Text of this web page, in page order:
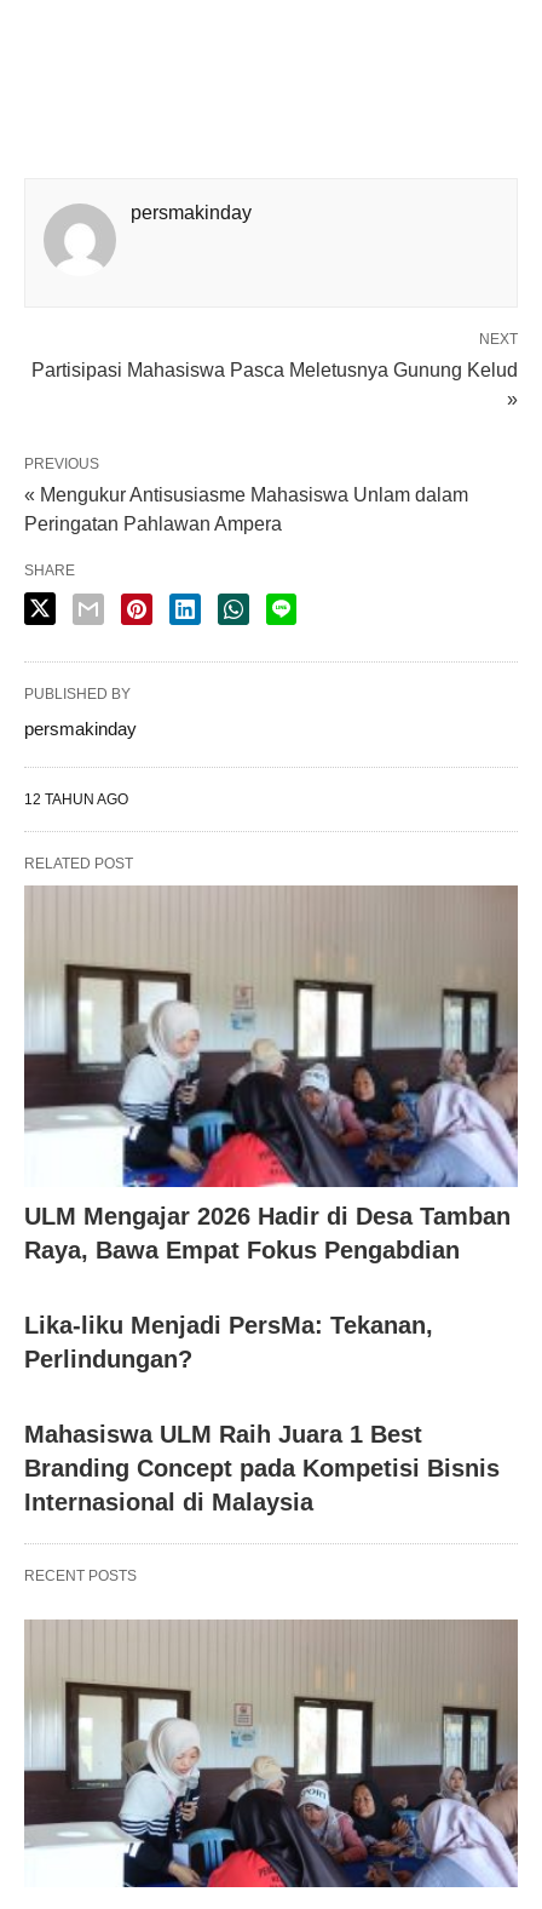
persmakinday
NEXT
Partisipasi Mahasiswa Pasca Meletusnya Gunung Kelud
»
PREVIOUS
« Mengukur Antisusiasme Mahasiswa Unlam dalam
Peringatan Pahlawan Ampera
SHARE
PUBLISHED BY
persmakinday
12 TAHUN AGO
RELATED POST
ULM Mengajar 2026 Hadir di Desa Tamban
Raya, Bawa Empat Fokus Pengabdian
Lika-liku Menjadi PersMa: Tekanan,
Perlindungan?
Mahasiswa ULM Raih Juara 1 Best
Branding Concept pada Kompetisi Bisnis
Internasional di Malaysia
RECENT POSTS